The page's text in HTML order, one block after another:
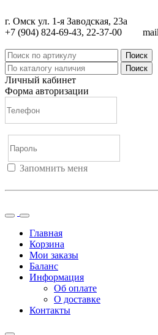
г. Омск ул. 1-я Заводская, 23а
+7 (904) 824-69-43, 22-37-00
Поиск
Поиск
Личный кабинет
Форма авторизации
Запомнить меня
Главная
Корзина
Мои заказы
Баланс
Информация
Об оплате
О доставке
Контакты